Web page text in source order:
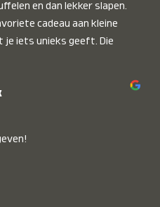
en dan lekker slapen.
cadeau aan kleine
je iets unieks geeft. Die